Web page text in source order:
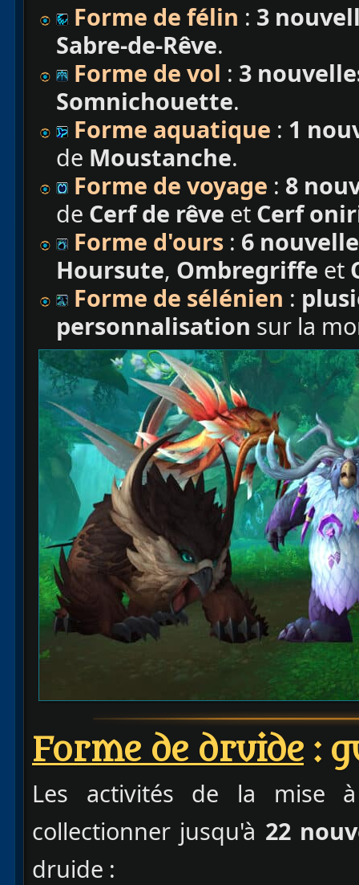
Forme de félin : 3
Sabre-de-Rêve.
Forme de vol : 3
Somnichouette.
Forme aquatique : 1
de Moustanche.
Forme de voyage : 8
de Cerf de rêve et Cerf
Forme d'ours : 6
Hoursute, Ombregriffe et
Forme de sélénien :
personnalisation sur la
Forme de druide :
Les activités de la mise
collectionner jusqu'à 22
druide :